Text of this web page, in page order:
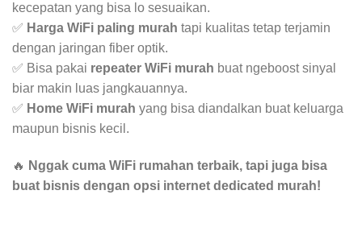
kecepatan yang bisa lo sesuaikan.
✅ Harga WiFi paling murah tapi kualitas tetap terjamin
dengan jaringan fiber optik.
✅ Bisa pakai repeater WiFi murah buat ngeboost sinyal
biar makin luas jangkauannya.
✅ Home WiFi murah yang bisa diandalkan buat keluarga
maupun bisnis kecil.
🔥 Nggak cuma WiFi rumahan terbaik, tapi juga bisa
buat bisnis dengan opsi internet dedicated murah!